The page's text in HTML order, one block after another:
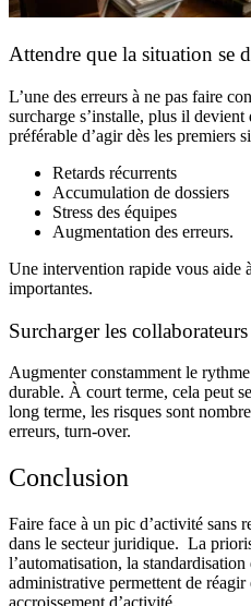
Attendre que la situation se
L’une des erreurs à ne pas faire
surcharge s’installe, plus il
préférable d’agir dès les premiers
Retards récurrents
Accumulation de dossiers
Stress des équipes
Augmentation des erreurs.
Une intervention rapide vous aide
importantes.
Surcharger les collaborateurs
Augmenter constamment le
durable. À court terme, cela peut
long terme, les risques sont
erreurs, turn-over.
Conclusion
Faire face à un pic d’activité sans
dans le secteur juridique. La
l’automatisation, la
administrative permettent de
accroissement d’activité.